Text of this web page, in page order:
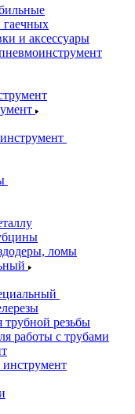
и аксессуары
ломы
трубной резьбы
работы с трубами
инструмент